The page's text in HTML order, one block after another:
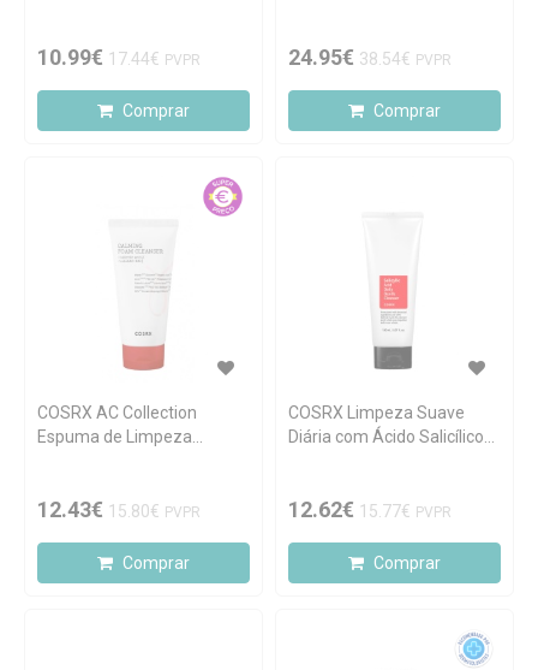
10.99€ 17.44€ PVPR
Comprar
24.95€ 38.54€ PVPR
Comprar
COSRX AC Collection
Espuma de Limpeza
12.43€ 15.80€ PVPR
Comprar
COSRX Limpeza Suave
Diária com Ácido Salicílico
12.62€ 15.77€ PVPR
Comprar